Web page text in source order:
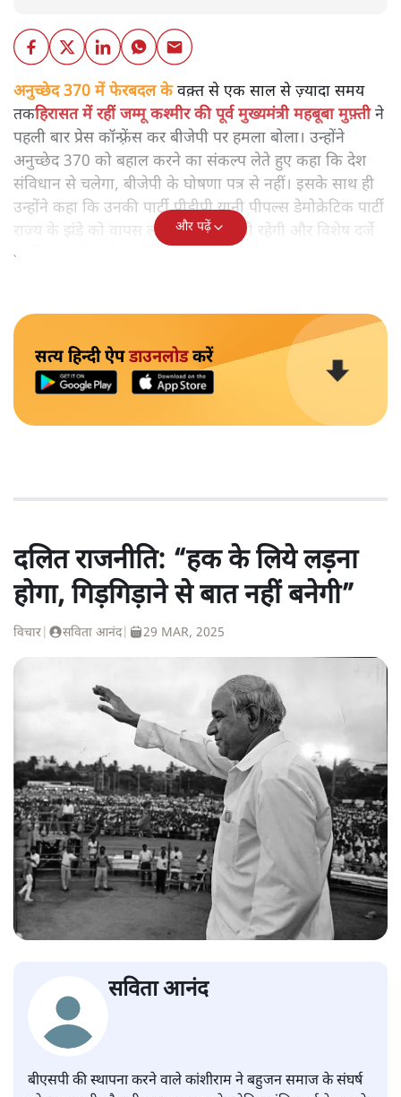
अनुच्छेद 370 में फेरबदल के वक़्त से एक साल से ज़्यादा समय
तकहिरासत में रहीं जम्मू कश्मीर की पूर्व मुख्यमंत्री महबूबा मुफ़्ती
ने पहली बार प्रेस कॉन्फ़्रेंस कर बीजेपी पर हमला बोला। उन्होंने
अनुच्छेद 370 को बहाल करने का संकल्प लेते हुए कहा कि देश
संविधान से चलेगा, बीजेपी के घोषणा पत्र से नहीं। इसके साथ ही
उन्होंने कहा कि उनकी पार्टी पीडीपी यानी पीपल्स डेमोक्रेटिक पार्टी
राज्य के झंडे को वापस लाने के लिए लड़ती रहेगी और विशेष दर्जे
के लिए कश्मीर की लड़ाई को नहीं छोड़ेगी।
और पढ़ें
सत्य हिन्दी ऐपडाउनलोडकरें
दलित राजनीति: “हक के लिये लड़ना
होगा, गिड़गिड़ाने से बात नहीं बनेगी”
विचार सविता आनंद| 29 MAR, 2025
सविता आनंद
बीएसपी की स्थापना करने वाले कांशीराम ने बहुजन समाज के संघर्ष